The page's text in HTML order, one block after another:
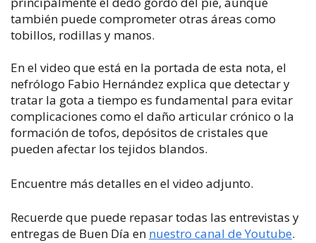
también puede comprometer otras áreas como
tobillos, rodillas y manos.
En el video que está en la portada de esta nota, el
nefrólogo Fabio Hernández explica que detectar y
tratar la gota a tiempo es fundamental para evitar
complicaciones como el daño articular crónico o la
formación de tofos, depósitos de cristales que
pueden afectar los tejidos blandos.
Encuentre más detalles en el video adjunto.
Recuerde que puede repasar todas las entrevistas y
entregas de Buen Día en nuestro canal de Youtube.